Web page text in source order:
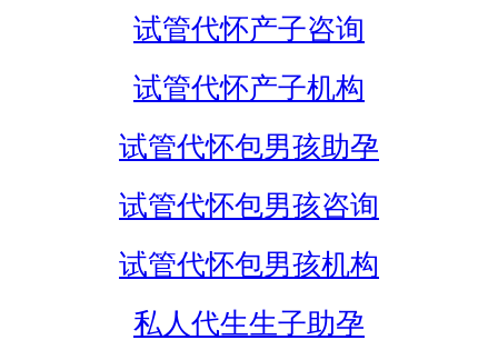
试管代怀产子咨询
试管代怀产子机构
试管代怀包男孩助孕
试管代怀包男孩咨询
试管代怀包男孩机构
私人代生生子助孕